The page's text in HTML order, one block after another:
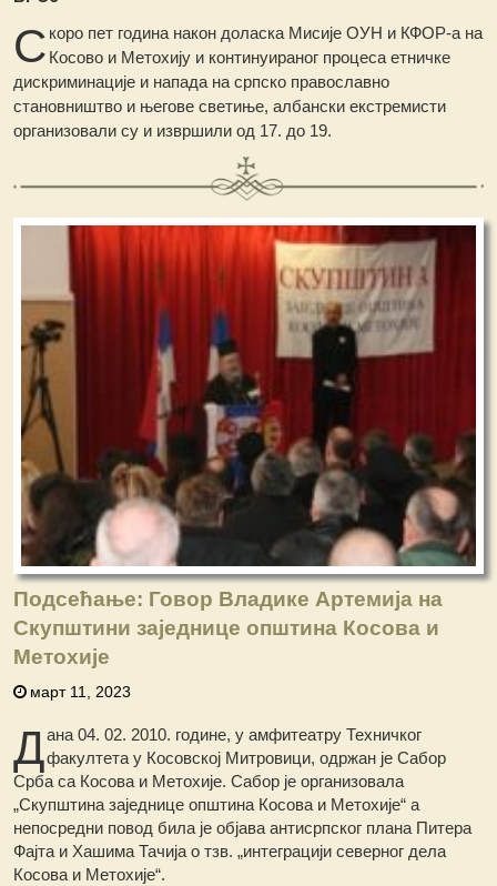
С коро пет година након доласка Мисије ОУН и КФОР-а на
Косово и Метохију и континуираног процеса етничке
дискриминације и напада на српско православно
становништво и његове светиње, албански екстремисти
организовали су и извршили од 17. до 19.
Подсећање: Говор Владике Артемија на
Скупштини заједнице општина Косова и
Метохије
март 11, 2023
Дана 04. 02. 2010. године, у амфитеатру Техничког
факултета у Косовској Митровици, одржан је Сабор
Срба са Косова и Метохије. Сабор је организовала
„Скупштина заједнице општина Косова и Метохије“ а
непосредни повод била је објава антисрпског плана Питера
Фајта и Хашима Тачија о тзв. „интеграцији северног дела
Косова и Метохије“.